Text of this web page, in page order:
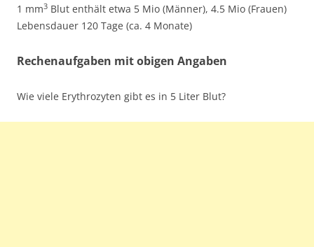
1 mm3 Blut enthält etwa 5 Mio (Männer), 4.5 Mio (Frauen)
Lebensdauer 120 Tage (ca. 4 Monate)
Rechenaufgaben mit obigen Angaben
Wie viele Erythrozyten gibt es in 5 Liter Blut?